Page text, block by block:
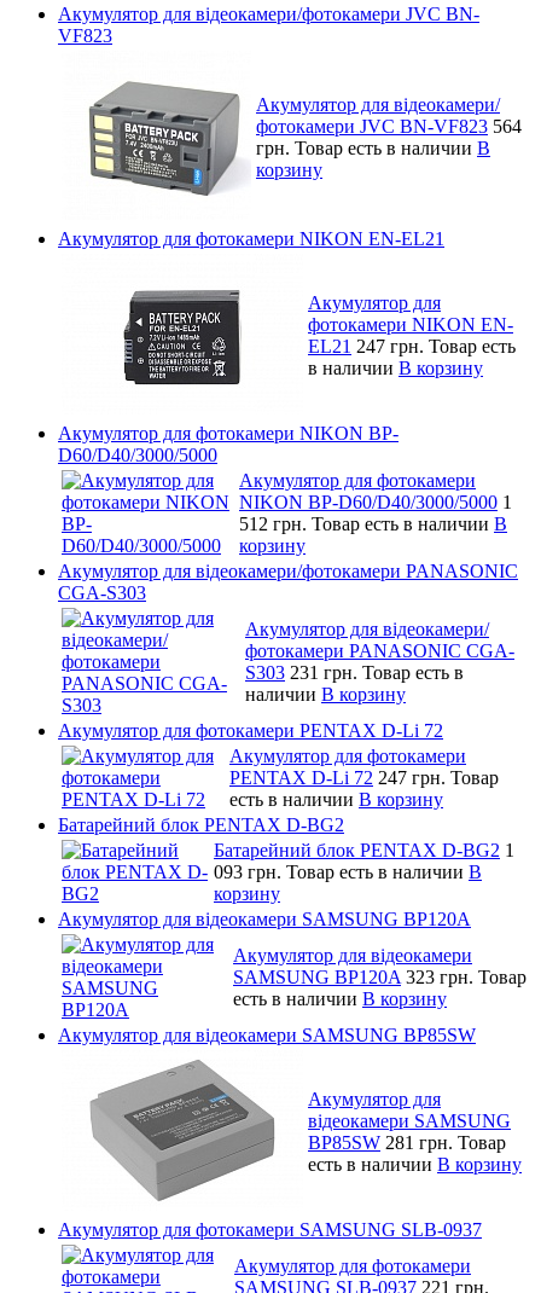
Акумулятор для відеокамери/фотокамери JVC BN-
VF823
Акумулятор для відеокамери/
фотокамери JVC BN-VF823 564
грн. Товар есть в наличии В
корзину
Акумулятор для фотокамери NIKON EN-EL21
Акумулятор для
фотокамери NIKON EN-
EL21 247 грн. Товар есть
в наличии В корзину
Акумулятор для фотокамери NIKON BP-
D60/D40/3000/5000
Акумулятор для фотокамери
NIKON BP-D60/D40/3000/5000 1
512 грн. Товар есть в наличии В
корзину
Акумулятор для відеокамери/фотокамери PANASONIC
CGA-S303
Акумулятор для відеокамери/
фотокамери PANASONIC CGA-
S303 231 грн. Товар есть в
наличии В корзину
Акумулятор для фотокамери PENTAX D-Li 72
Акумулятор для фотокамери
PENTAX D-Li 72 247 грн. Товар
есть в наличии В корзину
Батарейний блок PENTAX D-BG2
Батарейний блок PENTAX D-BG2 1
093 грн. Товар есть в наличии В
корзину
Акумулятор для відеокамери SAMSUNG BP120A
Акумулятор для відеокамери
SAMSUNG BP120A 323 грн. Товар
есть в наличии В корзину
Акумулятор для відеокамери SAMSUNG BP85SW
Акумулятор для
відеокамери SAMSUNG
BP85SW 281 грн. Товар
есть в наличии В корзину
Акумулятор для фотокамери SAMSUNG SLB-0937
Акумулятор для фотокамери
SAMSUNG SLB-0937 221 грн.